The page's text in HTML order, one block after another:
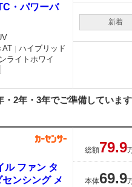
・パワーバ
AT ｜ ハイブリッド
ライトホワイ
新着
2年・3年でご準備していま
ル ファン タ
ンシング メ
総額79.9
本体69.9